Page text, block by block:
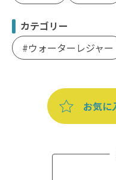
カテゴリー
ウォーターレジャー
お気に